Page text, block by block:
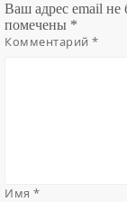
Ваш адрес email не
помечены *
Комментарий*
Имя*